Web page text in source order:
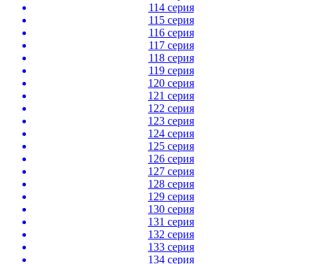
114 серия
115 серия
116 серия
117 серия
118 серия
119 серия
120 серия
121 серия
122 серия
123 серия
124 серия
125 серия
126 серия
127 серия
128 серия
129 серия
130 серия
131 серия
132 серия
133 серия
134 серия